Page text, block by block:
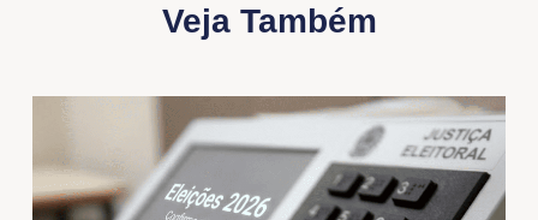
Veja Também